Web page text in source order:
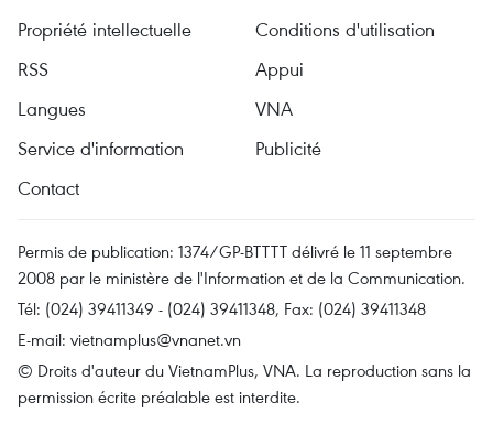
Propriété intellectuelle
Conditions d'utilisation
RSS
Appui
Langues
VNA
Service d'information
Publicité
Contact
Permis de publication: 1374/GP-BTTTT délivré le 11 septembre
2008 par le ministère de l'Information et de la Communication.
Tél: (024) 39411349 - (024) 39411348, Fax: (024) 39411348
E-mail: vietnamplus@vnanet.vn
© Droits d'auteur du VietnamPlus, VNA. La reproduction sans la
permission écrite préalable est interdite.